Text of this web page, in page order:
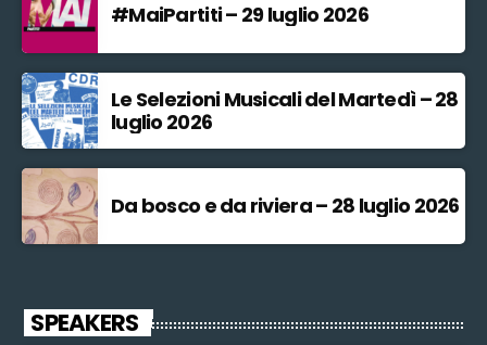
#MaiPartiti – 29 luglio 2026
Le Selezioni Musicali del Martedì – 28
luglio 2026
Da bosco e da riviera – 28 luglio 2026
SPEAKERS